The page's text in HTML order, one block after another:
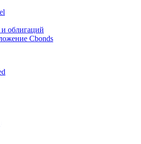
облигаций
Cbonds